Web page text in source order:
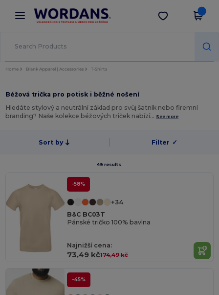
× Aplikace Wordans
Lepší ceny v aplikaci!
Stáhnout app
Home Blank Apparel | Accessories T-Shirts
Béžová trička pro potisk i běžné nošení
Hledáte stylový a neutrální základ pro svůj šatník nebo firemní
branding? Naše kolekce béžových triček nabízí… See more
Sort by Filter ✓
49 results.
-58%
+34
B&C BC03T
Pánské tričko 100% bavlna
Najnižší cena:
73,49 kč174,49 kč
-45%